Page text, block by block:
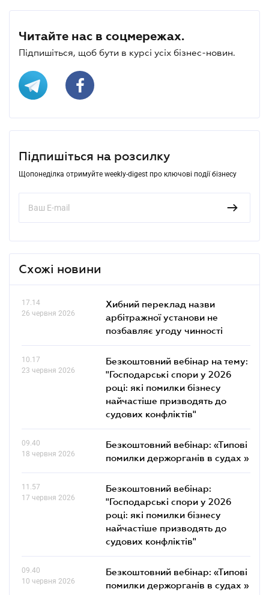
Читайте нас в соцмережах.
Підпишіться, щоб бути в курсі усіх бізнес-новин.
Підпишіться на розсилку
Щопонеділка отримуйте weekly-digest про ключові події бізнесу
Схожі новини
17.14
26 червня 2026
Хибний переклад назви
арбітражної установи не
позбавляє угоду чинності
10.17
23 червня 2026
Безкоштовний вебінар на тему:
"Господарські спори у 2026
році: які помилки бізнесу
найчастіше призводять до
судових конфліктів"
09.40
18 червня 2026
Безкоштовний вебінар: «Типові
помилки держорганів в судах »
11.57
17 червня 2026
Безкоштовний вебінар:
"Господарські спори у 2026
році: які помилки бізнесу
найчастіше призводять до
судових конфліктів"
09.40
10 червня 2026
Безкоштовний вебінар: «Типові
помилки держорганів в судах »